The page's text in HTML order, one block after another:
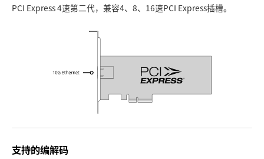
Singapore
South Africa
PCI Express 4速第二代，兼容4、8、16速PCI Express插槽。
支持的编解码